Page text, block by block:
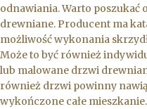
odnawiania. Warto
drewniane. Producent ma
możliwość wykonania
Może to być również
lub malowane drzwi
również drzwi powinny
wykończone całe